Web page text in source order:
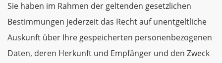
Sie haben im Rahmen der geltenden gesetzlichen
Bestimmungen jederzeit das Recht auf unentgeltliche
Auskunft über Ihre gespeicherten personenbezogenen
Daten, deren Herkunft und Empfänger und den Zweck